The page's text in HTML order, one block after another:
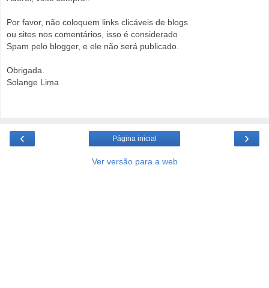
Por favor, não coloquem links clicáveis de blogs
ou sites nos comentários, isso é considerado
Spam pelo blogger, e ele não será publicado.
Obrigada.
Solange Lima
‹ ›
Página inicial
Ver versão para a web